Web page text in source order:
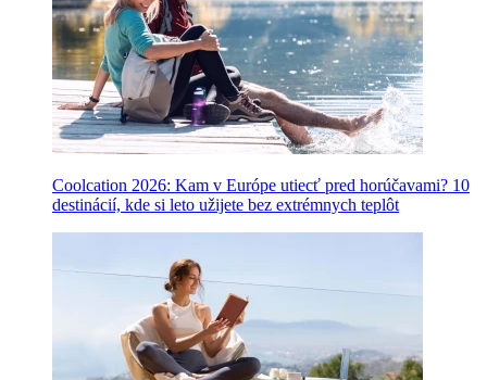
Coolcation 2026: Kam v Európe utiecť pred horúčavami? 10
destinácií, kde si leto užijete bez extrémnych teplôt